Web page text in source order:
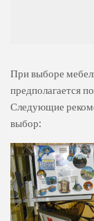
При выборе
предполагается
Следующие
выбор: